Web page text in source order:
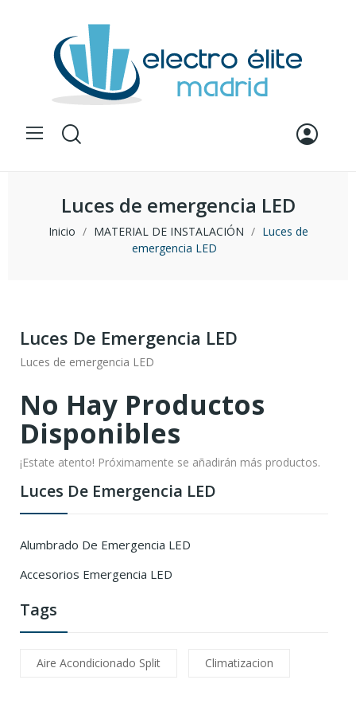
Luces de emergencia LED
Inicio MATERIAL DE INSTALACIÓN
Luces de
emergencia LED
Luces De Emergencia LED
Alumbrado De Emergencia LED
Accesorios Emergencia LED
Tags
Aire Acondicionado Split Climatizacion
Luces De Emergencia LED
Luces de emergencia LED
No Hay Productos
Disponibles
¡Estate atento! Próximamente se añadirán más productos.